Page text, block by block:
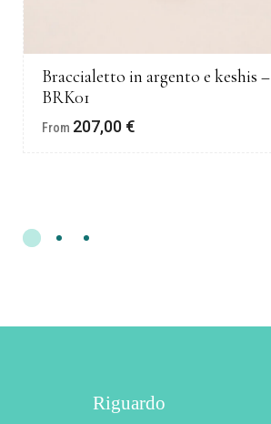
Braccialetto in argento e keshis –
BRK01
From 207,00 €
Riguardo